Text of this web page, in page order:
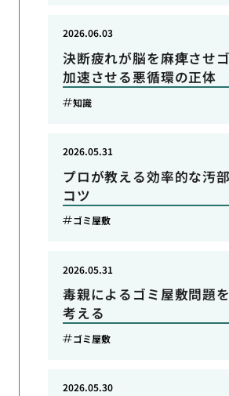
決断疲れが脳を麻痺させ
加速させる悪循環の正体
2026.06.03
知識
プロが教える効率的な汚
コツ
2026.05.31
ゴミ屋敷
毒親によるゴミ屋敷問題
考える
2026.05.31
ゴミ屋敷
2026.05.30